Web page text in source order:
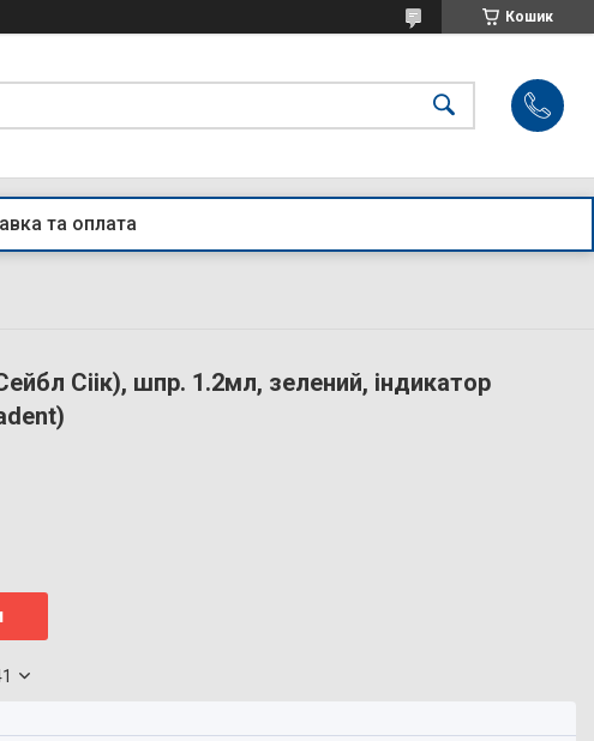
Кошик
та оплата
Сіік), шпр. 1.2мл, зелений, індикатор